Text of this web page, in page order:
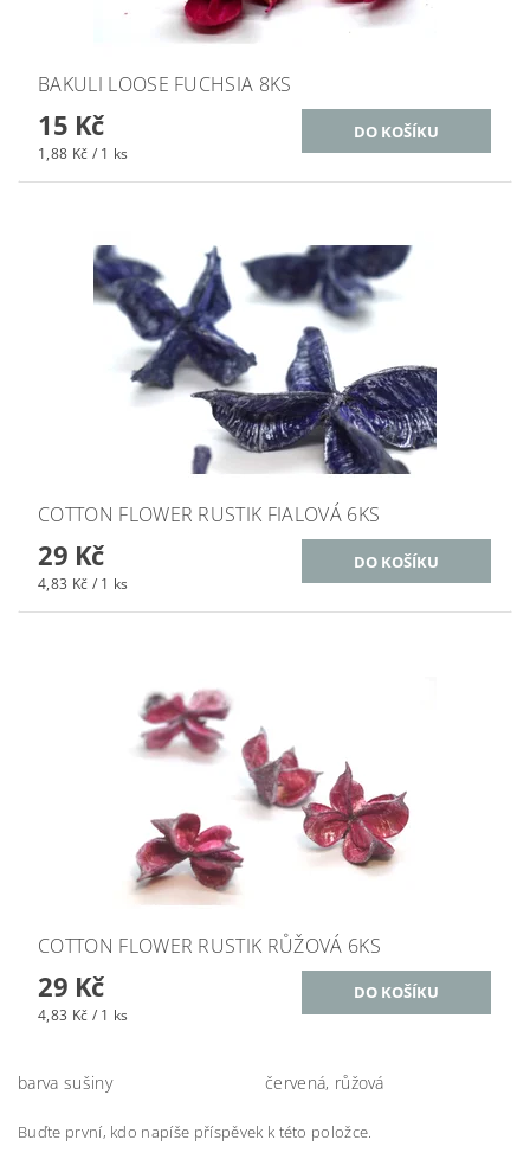
BAKULI LOOSE FUCHSIA 8KS
15 Kč
1,88 Kč / 1 ks
COTTON FLOWER RUSTIK FIALOVÁ 6KS
29 Kč
4,83 Kč / 1 ks
COTTON FLOWER RUSTIK RŮŽOVÁ 6KS
29 Kč
4,83 Kč / 1 ks
barva sušiny červená, růžová
Buďte první, kdo napíše příspěvek k této položce.